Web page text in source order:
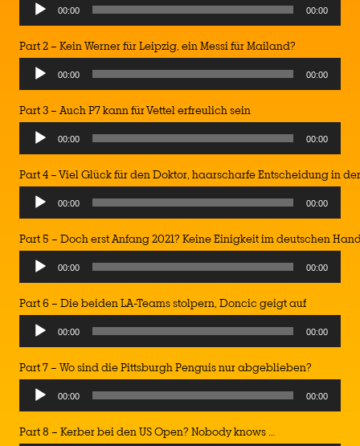
Audio
Player
00:00 00:00
Part 2 – Kein Werner für Leipzig, ein Messi für Mailand?
Audio
Player
00:00 00:00
Part 3 – Auch P7 kann für Vettel erfreulich sein
Audio
Player
00:00 00:00
Part 4 – Viel Glück für den Doktor, haarscharfe Entscheidung in
Audio
Player
00:00 00:00
Part 5 – Doch erst Anfang 2021? Keine Einigkeit im deutschen
Audio
Player
00:00 00:00
Part 6 – Die beiden LA-Teams stolpern, Doncic geigt auf
Audio
Player
00:00 00:00
Part 7 – Wo sind die Pittsburgh Penguis nur abgeblieben?
Audio
Player
00:00 00:00
Part 8 – Kerber bei den US Open? Nobody knows …